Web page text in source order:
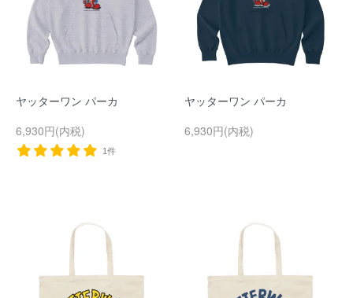
ヤッターワン パーカ
6,930円(内税)
1件
ヤッターワン パーカ
6,930円(内税)